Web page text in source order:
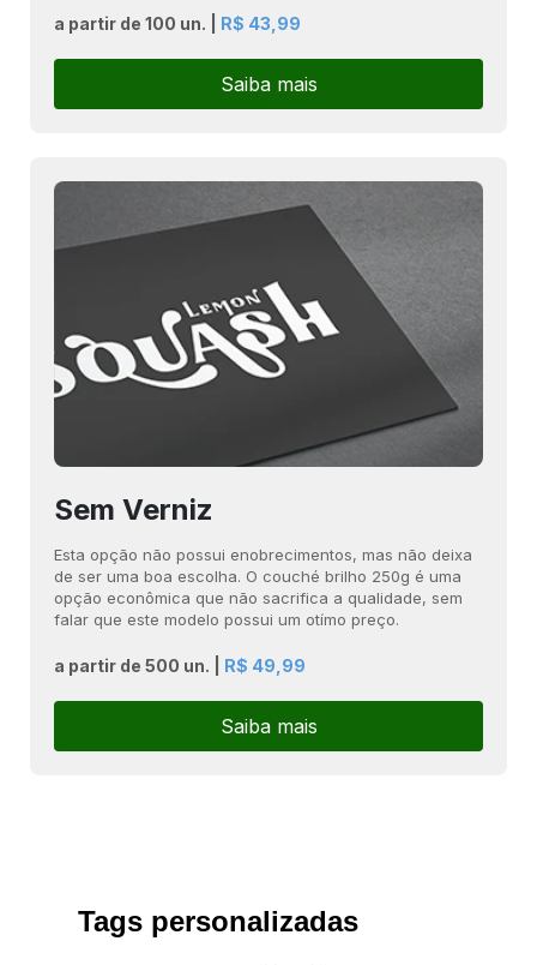
a partir de 100 un. | R$ 43,99
Saiba mais
Sem Verniz
Esta opção não possui enobrecimentos, mas não deixa
de ser uma boa escolha. O couché brilho 250g é uma
opção econômica que não sacrifica a qualidade, sem
falar que este modelo possui um otímo preço.
a partir de 500 un. | R$ 49,99
Saiba mais
Tags personalizadas